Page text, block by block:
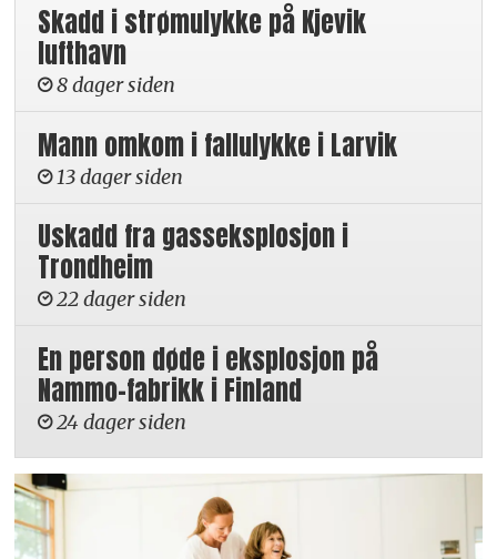
Skadd i strømulykke på Kjevik
lufthavn
8 dager siden
Mann omkom i fallulykke i Larvik
13 dager siden
Uskadd fra gasseksplosjon i
Trondheim
22 dager siden
En person døde i eksplosjon på
Nammo-fabrikk i Finland
24 dager siden